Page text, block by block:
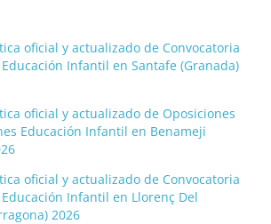
oficial y actualizado de Convocatoria
Infantil en Santafe (Granada)
oficial y actualizado de Oposiciones
Educación Infantil en Benameji
oficial y actualizado de Convocatoria
Infantil en Llorenç Del
2026